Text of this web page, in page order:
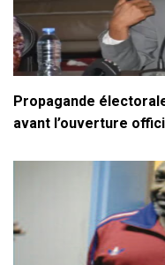
Propagande
avant l’ouverture